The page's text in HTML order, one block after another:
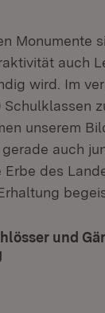
Monumente
auch
wird. Im
unserem
auch
des
und